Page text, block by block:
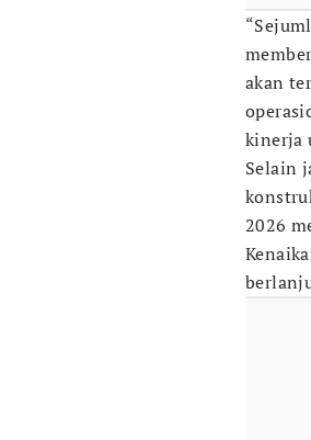
akan
kinerja
Selain
2026